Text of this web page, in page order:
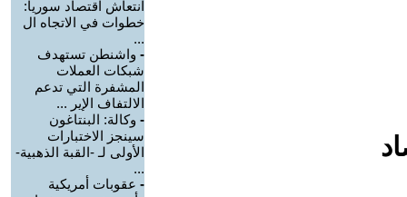
انتعاش اقتصاد سوريا:
خطوات في الاتجاه ال
...
- واشنطن تستهدف
شبكات العملات
المشفرة التي تدعم
الالتفاف الإير ...
- وكالة: البنتاغون
سينجز الاختبارات
الأولى لـ -القبة الذهبية-
...
- عقوبات أمريكية